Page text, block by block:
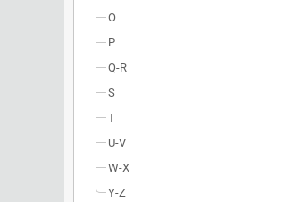
O
P
Q-R
S
T
U-V
W-X
Y-Z